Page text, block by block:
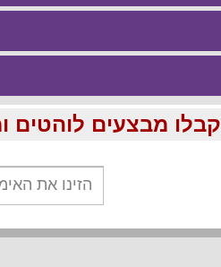
קבלו מבצעים לוהטים ומוזלים עד 70% הנחה